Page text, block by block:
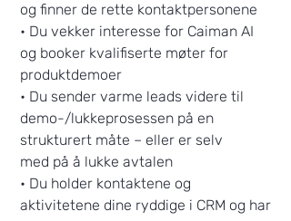
og finner de rette kontaktpersonene
• Du vekker interesse for Caiman AI
og booker kvalifiserte møter for
produktdemoer
• Du sender varme leads videre til
demo-/lukkeprosessen på en
strukturert måte – eller er selv
med på å lukke avtalen
• Du holder kontaktene og
aktivitetene dine ryddige i CRM og har